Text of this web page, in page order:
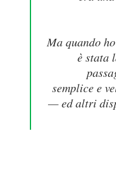
Ma quando
è stata
semplice e
— ed altri